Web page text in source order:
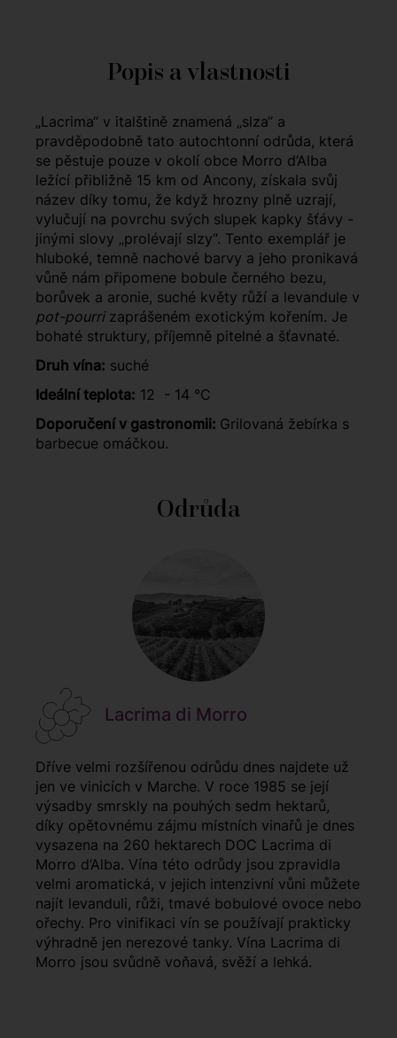
Popis a vlastnosti
„Lacrima“ v italštině znamená „slza“ a
pravděpodobně tato autochtonní odrůda, která
se pěstuje pouze v okolí obce Morro d’Alba
ležící přibližně 15 km od Ancony, získala svůj
název díky tomu, že když hrozny plně uzrají,
vylučují na povrchu svých slupek kapky šťávy -
jinými slovy „prolévají slzy“. Tento exemplář je
hluboké, temně nachové barvy a jeho pronikavá
vůně nám připomene bobule černého bezu,
borůvek a aronie, suché květy růží a levandule v
pot-pourrizaprášeném exotickým kořením. Je
bohaté struktury, příjemně pitelné a šťavnaté.
Druh vína: suché
Ideální teplota: 12 - 14 °C
Doporučení v gastronomii: Grilovaná žebírka s
barbecue omáčkou.
Odrůda
Lacrima di Morro
Dříve velmi rozšířenou odrůdu dnes najdete už
jen ve vinicích v Marche. V roce 1985 se její
výsadby smrskly na pouhých sedm hektarů,
díky opětovnému zájmu místních vinařů je dnes
vysazena na 260 hektarech DOC Lacrima di
Morro d’Alba. Vína této odrůdy jsou zpravidla
velmi aromatická, v jejich intenzivní vůni můžete
najít levanduli, růži, tmavé bobulové ovoce nebo
ořechy. Pro vinifikaci vín se používají prakticky
výhradně jen nerezové tanky. Vína Lacrima di
Morro jsou svůdně voňavá, svěží a lehká.